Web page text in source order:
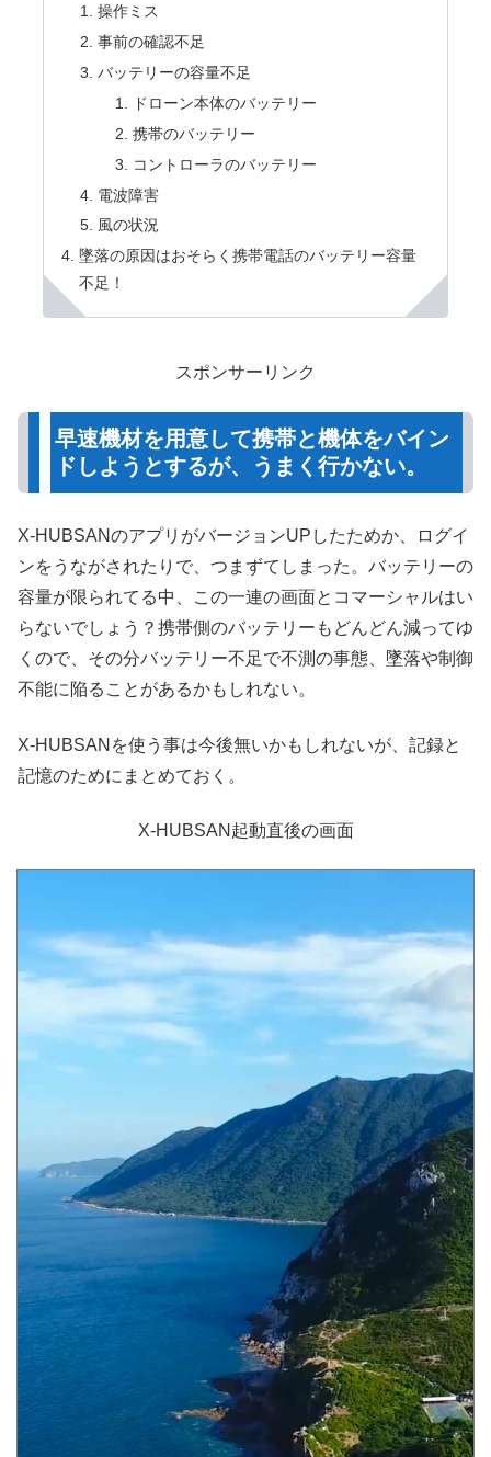
操作ミス
事前の確認不足
バッテリーの容量不足
ドローン本体のバッテリー
携帯のバッテリー
コントローラのバッテリー
電波障害
風の状況
墜落の原因はおそらく携帯電話のバッテリー容量
不足！
スポンサーリンク
早速機材を用意して携帯と機体をバイン
ドしようとするが、うまく行かない。
X-HUBSANのアプリがバージョンUPしたためか、ログイ
ンをうながされたりで、つまずてしまった。バッテリーの
容量が限られてる中、この一連の画面とコマーシャルはい
らないでしょう？携帯側のバッテリーもどんどん減ってゆ
くので、その分バッテリー不足で不測の事態、墜落や制御
不能に陥ることがあるかもしれない。
X-HUBSANを使う事は今後無いかもしれないが、記録と
記憶のためにまとめておく。
X-HUBSAN起動直後の画面